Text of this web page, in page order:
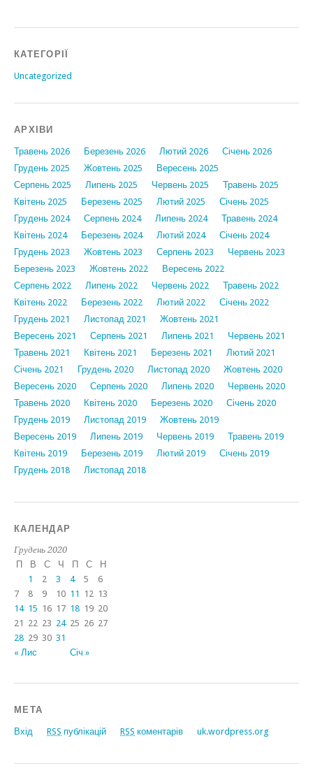
КАТЕГОРІЇ
Uncategorized
АРХІВИ
Травень 2026 Березень 2026 Лютий 2026
Січень 2026
Грудень 2025
Жовтень 2025
Вересень 2025
Серпень 2025
Липень 2025 Червень 2025
Травень 2025
Квітень 2025
Березень 2025 Лютий 2025
Січень 2025
Грудень 2024
Серпень 2024 Липень 2024
Травень 2024
Квітень 2024
Березень 2024 Лютий 2024
Січень 2024
Грудень 2023
Жовтень 2023 Серпень 2023
Червень 2023
Березень 2023
Жовтень 2022
Вересень 2022
Серпень 2022
Липень 2022 Червень 2022
Травень 2022
Квітень 2022
Березень 2022 Лютий 2022
Січень 2022
Грудень 2021
Листопад 2021
Жовтень 2021
Вересень 2021
Серпень 2021 Липень 2021
Червень 2021
Травень 2021
Квітень 2021 Березень 2021
Лютий 2021
Січень 2021
Грудень 2020 Листопад 2020
Жовтень 2020
Вересень 2020
Серпень 2020 Липень 2020
Червень 2020
Травень 2020
Квітень 2020 Березень 2020
Січень 2020
Грудень 2019
Листопад 2019
Жовтень 2019
Вересень 2019
Липень 2019 Червень 2019
Травень 2019
Квітень 2019
Березень 2019 Лютий 2019
Січень 2019
Грудень 2018
Листопад 2018
КАЛЕНДАР
Грудень 2020
П
В С Ч П С Н
« Лис Січ »
1 2 3 4 5
6
7
8 9 10 11 12 13
14 15 16 17 18 19 20
21 22 23 24 25 26 27
28 29 30 31
МЕТА
Вхід RSS публікацій RSS коментарів uk.wordpress.org